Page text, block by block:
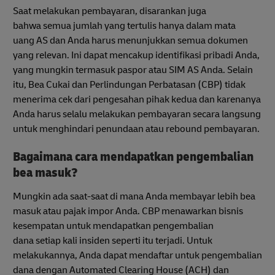
Saat melakukan pembayaran, disarankan juga
bahwa semua jumlah yang tertulis hanya dalam mata
uang AS dan Anda harus menunjukkan semua dokumen
yang relevan. Ini dapat mencakup identifikasi pribadi Anda,
yang mungkin termasuk paspor atau SIM AS Anda. Selain
itu, Bea Cukai dan Perlindungan Perbatasan (CBP) tidak
menerima cek dari pengesahan pihak kedua dan karenanya
Anda harus selalu melakukan pembayaran secara langsung
untuk menghindari penundaan atau rebound pembayaran.
Bagaimana cara mendapatkan pengembalian
bea masuk?
Mungkin ada saat-saat di mana Anda membayar lebih bea
masuk atau pajak impor Anda. CBP menawarkan bisnis
kesempatan untuk mendapatkan pengembalian
dana setiap kali insiden seperti itu terjadi. Untuk
melakukannya, Anda dapat mendaftar untuk pengembalian
dana dengan Automated Clearing House (ACH) dan